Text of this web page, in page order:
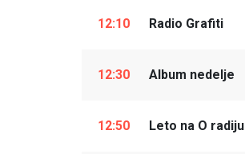
12:10 Radio Grafiti
12:30 Album nedelje
12:50 Leto na O radiju